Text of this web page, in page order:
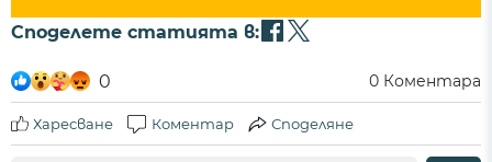
Споделете статията в:
0 0 Коментара
Харесване Коментар Споделяне